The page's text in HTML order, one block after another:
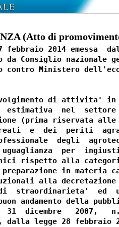
(Atto di
febbraio 2014 emessa
da Consiglio nazionale
contro Ministero
di attivita'
estimativa  nel
(prima riservata
e  dei  periti
degli
per
rispetto alla
in materia
alla
straordinarieta'  ed
andamento della
31  dicembre   2007,
dalla legge 28 febbraio